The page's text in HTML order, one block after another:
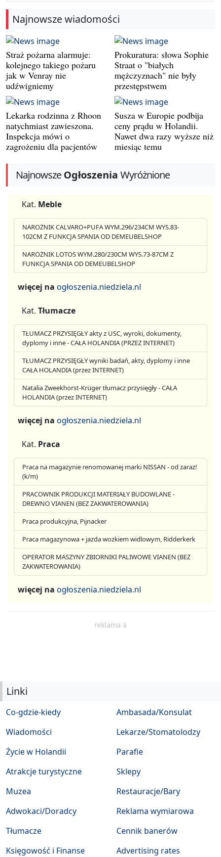
Najnowsze wiadomości
Straż pożarna alarmuje:
kolejnego takiego pożaru
jak w Venray nie
udźwigniemy
Prokuratura: słowa Sophie
Straat o "białych
mężczyznach" nie były
przestępstwem
Lekarka rodzinna z Rhoon
natychmiast zawieszona.
Inspekcja mówi o
zagrożeniu dla pacjentów
Susza w Europie podbija
ceny prądu w Holandii.
Nawet dwa razy wyższe niż
miesiąc temu
NajnowszeOgłoszenia Wyróżnione
Kat. Meble
NAROŻNIK CALVARO+PUFA WYM.296/234CM WYS.83-
102CM Z FUNKCJA SPANIA OD DEMEUBELSHOP
NAROŻNIK LOTOS WYM.280/230CM WYS.73-87CM Z
FUNKCJA SPANIA OD DEMEUBELSHOP
więcej na ogłoszenia.niedziela.nl
Kat. Tłumacze
TŁUMACZ PRZYSIĘGŁY akty z USC, wyroki, dokumenty,
dyplomy i inne - CAŁA HOLANDIA (PRZEZ INTERNET)
TŁUMACZ PRZYSIĘGŁY wyniki badań, akty, dyplomy i inne
CAŁA HOLANDIA (przez INTERNET)
Natalia Zweekhorst-Krüger tłumacz przysięgły - CAŁA
HOLANDIA (przez INTERNET)
więcej na ogłoszenia.niedziela.nl
Kat. Praca
Praca na magazynie renomowanej marki NISSAN - od zaraz!
(k/m)
PRACOWNIK PRODUKCJI MATERIAŁY BUDOWLANE -
DREWNO VIANEN (BEZ ZAKWATEROWANIA)
Praca produkcyjna, Pijnacker
Praca magazynowa + jazda wozkiem widlowym, Ridderkerk
OPERATOR MASZYNY ZBIORNIKI PALIWOWE VIANEN (BEZ
ZAKWATEROWANIA)
więcej na ogłoszenia.niedziela.nl
reklama a
Linki
Co-gdzie-kiedy
Wiadomości
Życie w Holandii
Atrakcje turystyczne
Muzea
Ambasada/Konsulat
Lekarze/Stomatolodzy
Parafie
Sklepy
Restauracje/Bary
Adwokaci/Doradcy
Tłumacze
Księgowość i Finanse
Reklama wymiarowa
Cennik banerów
Advertising rates